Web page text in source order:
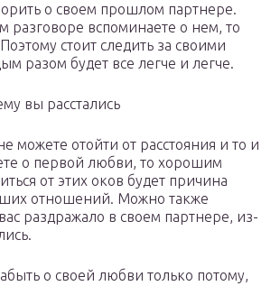
о своем прошлом партнере.
разговоре вспоминаете о нем, то
стоит следить за своими
разом будет все легче и легче.
вы расстались
можете отойти от расстояния и то и
о первой любви, то хорошим
от этих оков будет причина
отношений. Можно также
раздражало в своем партнере, из-
о своей любви только потому,